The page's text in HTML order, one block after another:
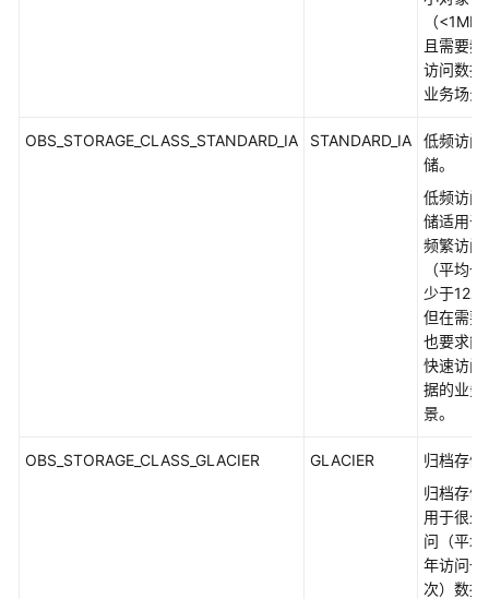
（<1MB
且需要频
访问数据
业务场景
OBS_STORAGE_CLASS_STANDARD_IA STANDARD_IA
低频访问
储。
低频访问
储适用于
频繁访问
（平均
少于12
但在需要
也要求能
快速访问
据的业务
景。
OBS_STORAGE_CLASS_GLACIER GLACIER
归档存储
归档存储
用于很少
问（平均
年访问一
次）数据